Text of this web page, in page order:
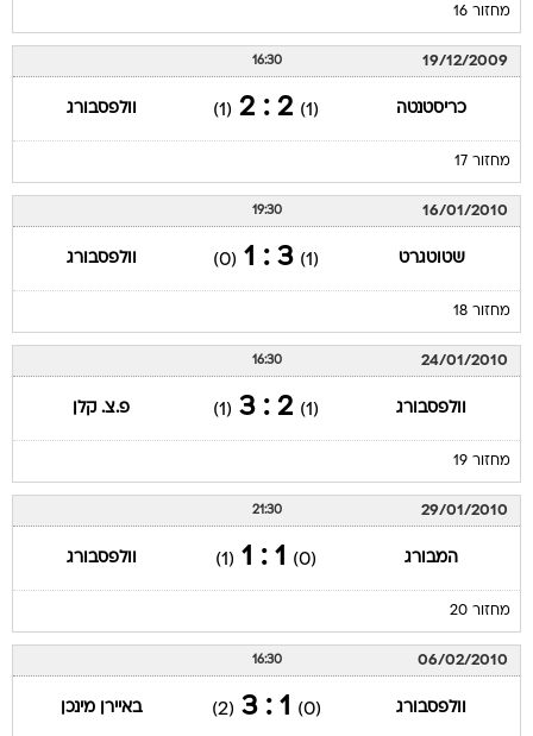
מחזור 16
19/12/2009
16:30
כריסטנטה (1)
2 : 2
(1) וולפסבורג
מחזור 17
16/01/2010
19:30
שטוטגרט (1)
3 : 1
(0) וולפסבורג
מחזור 18
24/01/2010
16:30
וולפסבורג (1)
2 : 3
(1) פ.צ. קלן
מחזור 19
29/01/2010
21:30
המבורג (0)
1 : 1
(1) וולפסבורג
מחזור 20
06/02/2010
16:30
וולפסבורג (0)
1 : 3
(2) באיירן מינכן